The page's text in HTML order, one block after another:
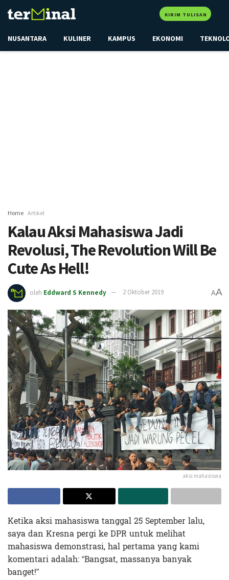
KIRIM TULISAN
NUSANTARA KULINER KAMPUS EKONOMI
Home Artikel
Kalau Aksi Mahasiswa Jadi
Revolusi, The Revolution Will Be
Cute As Hell!
oleh Eddward S Kennedy 2 Oktober 2019 AA
aksi mahasiswa
Ketika aksi mahasiswa tanggal 25 September lalu,
saya dan Kresna pergi ke DPR untuk melihat
mahasiswa demonstrasi, hal pertama yang kami
komentari adalah: “Bangsat, massanya banyak
banget!”